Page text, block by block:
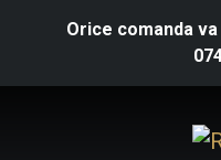
Orice comanda